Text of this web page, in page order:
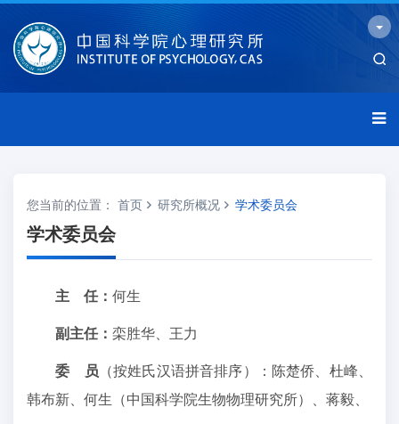
您当前的位置： 首页 研究所概况 学术委员会
学术委员会
主 任： 何生
副主任： 栾胜华、王力
委 员 （按姓氏汉语拼音排序）：陈楚侨、杜峰、
韩布新、何生（中国科学院生物物理研究所）、蒋毅、